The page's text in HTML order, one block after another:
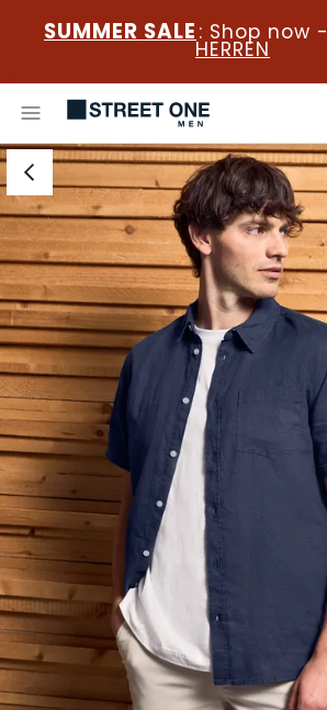
SUMMER SALE : Shop now -
HERREN